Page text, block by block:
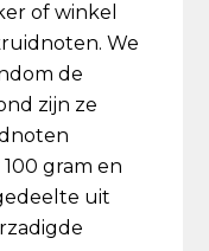
of winkel
We
de
zijn ze
gram en
uit